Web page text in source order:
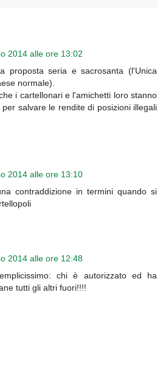
2014 alle ore 13:02
proposta seria e sacrosanta (l'Unica
normale).
i cartellonari e l'amichetti loro stanno
salvare le rendite di posizioni illegali
2014 alle ore 13:10
contraddizione in termini quando si
2014 alle ore 12:48
chi è autorizzato ed ha
tutti gli altri fuori!!!!